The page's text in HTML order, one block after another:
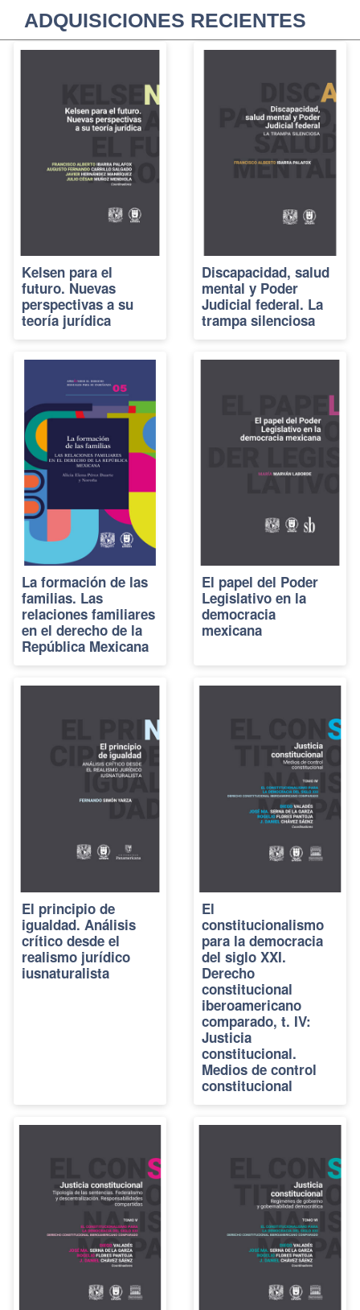
ADQUISICIONES RECIENTES
Kelsen para el
futuro. Nuevas
perspectivas a su
teoría jurídica
Discapacidad, salud
mental y Poder
Judicial federal. La
trampa silenciosa
La formación de las
familias. Las
relaciones familiares
en el derecho de la
República Mexicana
El papel del Poder
Legislativo en la
democracia
mexicana
El principio de
igualdad. Análisis
crítico desde el
realismo jurídico
iusnaturalista
El
constitucionalismo
para la democracia
del siglo XXI.
Derecho
constitucional
iberoamericano
comparado, t. IV:
Justicia
constitucional.
Medios de control
constitucional